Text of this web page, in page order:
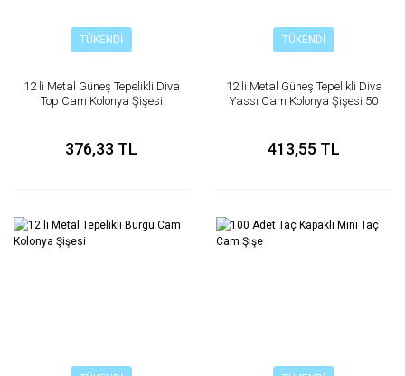
TÜKENDİ
12 li Metal Güneş Tepelikli Diva
Top Cam Kolonya Şişesi
376,33 TL
TÜKENDİ
12 li Metal Güneş Tepelikli Diva
Yassı Cam Kolonya Şişesi 50
413,55 TL